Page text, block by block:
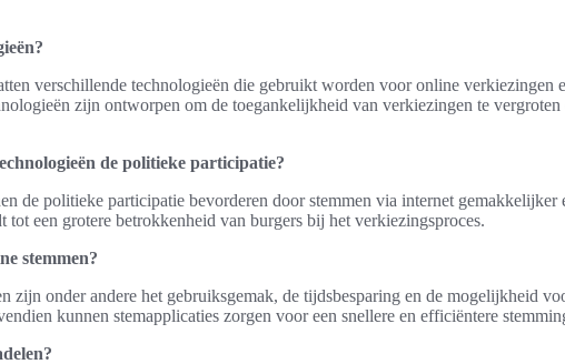
verschillende technologieën die gebruikt worden voor online verkiezingen
zijn ontworpen om de toegankelijkheid van verkiezingen te vergroten
de politieke participatie?
de politieke participatie bevorderen door stemmen via internet gemakkelijker
een grotere betrokkenheid van burgers bij het verkiezingsproces.
stemmen?
zijn onder andere het gebruiksgemak, de tijdsbesparing en de mogelijkheid
kunnen stemapplicaties zorgen voor een snellere en efficiëntere